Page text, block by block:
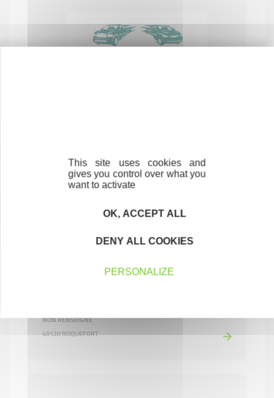
40530 LABENNE
NON RENSEIGNÉ
40120 ROQUEFORT
This site uses cookies and
gives you control over what you
want to activate
OK, ACCEPT ALL
DENY ALL COOKIES
PERSONALIZE